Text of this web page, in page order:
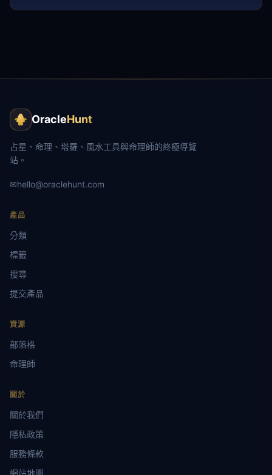
OracleHunt
占星、命理、塔羅、風水工具與命理師的終極導覽
站。
✉hello@oraclehunt.com
產品
分類
標籤
搜尋
提交產品
資源
部落格
命理師
關於
關於我們
隱私政策
服務條款
網站地圖